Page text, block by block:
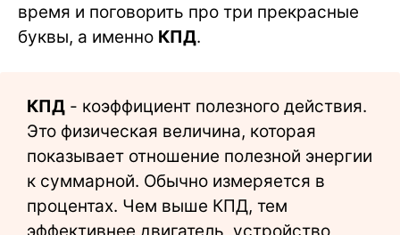
время и поговорить про три прекрасные
буквы, а именно КПД.
КПД - коэффициент полезного действия.
Это физическая величина, которая
показывает отношение полезной энергии
к суммарной. Обычно измеряется в
процентах. Чем выше КПД, тем